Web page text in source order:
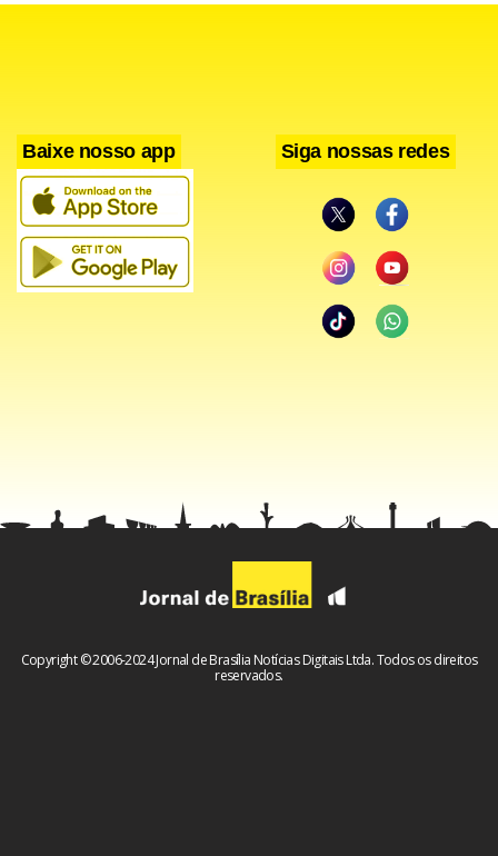
Baixe nosso app Siga nossas redes
Copyright © 2006-2024 Jornal de Brasília Notícias Digitais Ltda. Todos os direitos
reservados.